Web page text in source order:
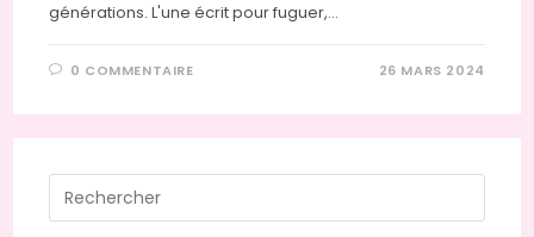
générations. L'une écrit pour fuguer,…
0 COMMENTAIRE 26 MARS 2024